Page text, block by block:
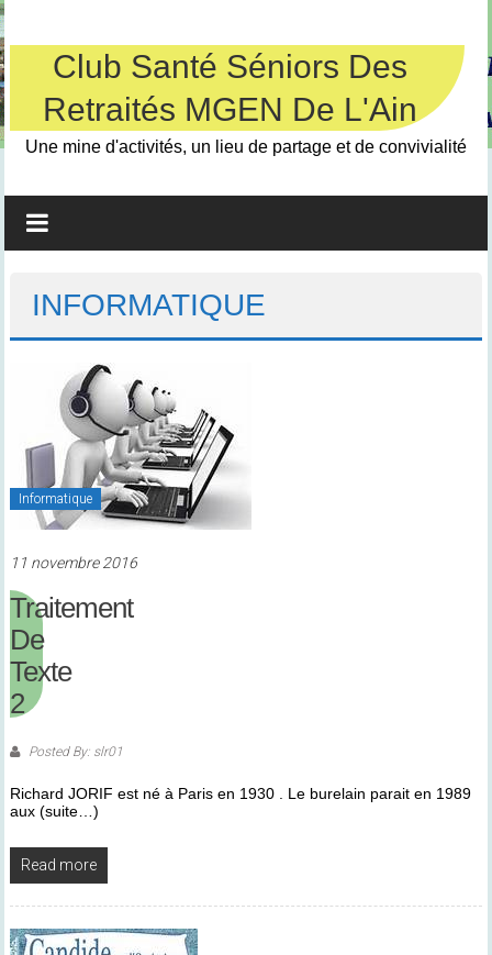
Skip
to
contentClub Santé Séniors Des
Retraités MGEN De L'Ain
Une mine d'activités, un lieu de partage et de convivialité
INFORMATIQUE
Informatique
11 novembre 2016
Traitement
De
Texte
2
Posted By: slr01
Richard JORIF est né à Paris en 1930 . Le burelain parait en 1989
aux (suite…)
Read more